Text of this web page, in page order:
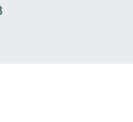
tot el DD